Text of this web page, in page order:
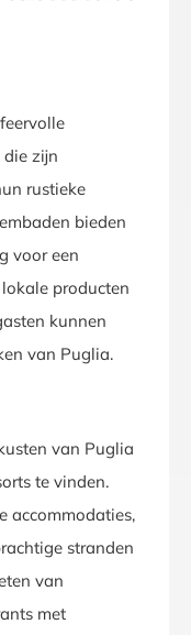
die zijn
rustieke
bieden
voor een
producten
kunnen
van Puglia.
van Puglia
te vinden.
accommodaties,
stranden
van
met